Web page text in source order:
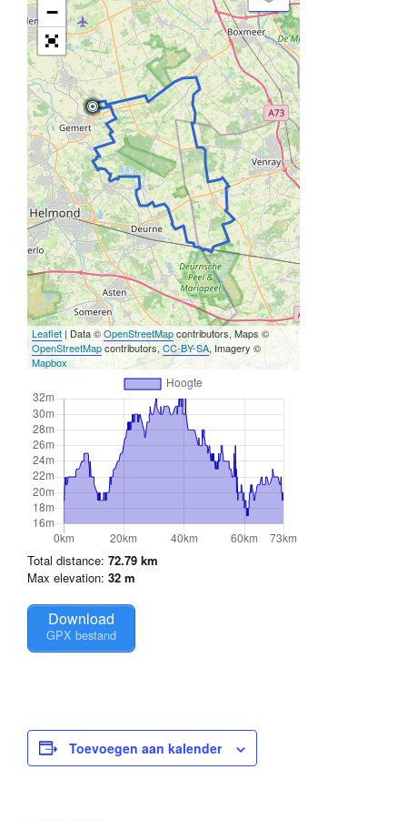
−
Leaflet | Data ©OpenStreetMapcontributors, Maps ©
OpenStreetMapcontributors, CC-BY-SA, Imagery ©
Mapbox
Total distance: 72.79 km
Max elevation: 32 m
Download
GPX bestand
Toevoegen aan kalender